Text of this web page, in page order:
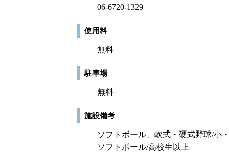
06-6720-1329
使用料
無料
駐車場
無料
施設備考
ソフトボール、軟式・硬式野球/小
ソフトボール/高校生以上